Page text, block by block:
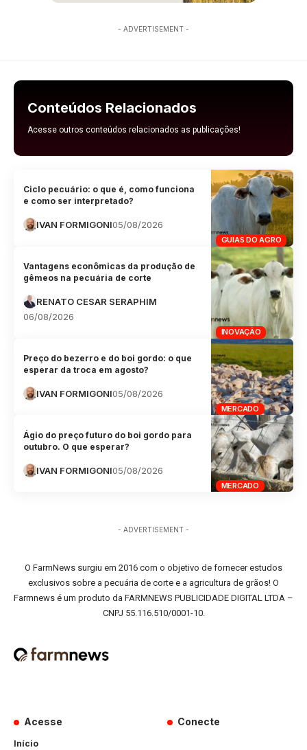
- ADVERTISEMENT -
Conteúdos Relacionados
Acesse outros conteúdos relacionados as publicações!
GUIAS DO AGRO
Ciclo pecuário: o que é, como funciona
e como ser interpretado?
IVAN FORMIGONI05/08/2026
INOVAÇÃO
Vantagens econômicas da produção de
gêmeos na pecuária de corte
RENATO CESAR SERAPHIM
06/08/2026
MERCADO
Preço do bezerro e do boi gordo: o que
esperar da troca em agosto?
IVAN FORMIGONI05/08/2026
MERCADO
Ágio do preço futuro do boi gordo para
outubro. O que esperar?
IVAN FORMIGONI05/08/2026
- ADVERTISEMENT -
O FarmNews surgiu em 2016 com o objetivo de fornecer estudos
exclusivos sobre a pecuária de corte e a agricultura de grãos! O
Farmnews é um produto da FARMNEWS PUBLICIDADE DIGITAL LTDA –
CNPJ 55.116.510/0001-10.
Acesse
Início
Conecte